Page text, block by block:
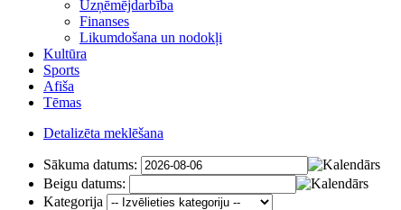
Uzņēmējdarbība
Finanses
Likumdošana un nodokļi
Kultūra
Sports
Afiša
Tēmas
Detalizēta meklēšana
Sākuma datums:
Beigu datums:
Kategorija